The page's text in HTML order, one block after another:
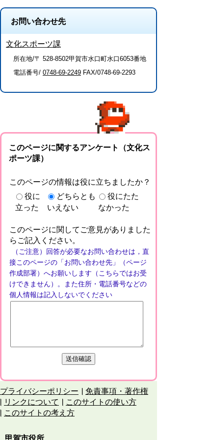
お問い合わせ先
文化スポーツ課
所在地/〒 528-8502甲賀市水口町水口6053番地
電話番号/ 0748-69-2249 FAX/0748-69-2293
このページに関するアンケート（文化ス
ポーツ課）
このページの情報は役に立ちましたか？
役に
立った
どちらとも
いえない
役にたた
なかった
このページに関してご意見がありました
らご記入ください。
（ご注意）回答が必要なお問い合わせは，直
接このページの「お問い合わせ先」（ページ
作成部署）へお願いします（こちらではお受
けできません）。また住所・電話番号などの
個人情報は記入しないでください
プライバシーポリシー
免責事項・著作権
リンクについて
このサイトの使い方
このサイトの考え方
甲賀市役所